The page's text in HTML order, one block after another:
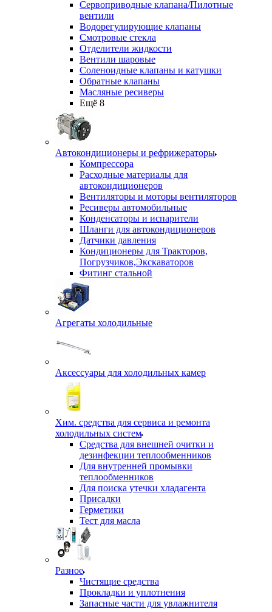
Сервоприводные клапана/Пилотные
вентили
Водорегулирующие клапаны
Смотровые стекла
Отделители жидкости
Вентили шаровые
Соленоидные клапаны и катушки
Обратные клапаны
Масляные ресиверы
Ещё 8
Автокондиционеры и рефрижераторы
Компрессора
Расходные материалы для
автокондиционеров
Вентиляторы и моторы вентиляторов
Ресиверы автомобильные
Конденсаторы и испарители
Шланги для автокондиционеров
Датчики давления
Кондиционеры для Тракторов,
Погрузчиков,Экскаваторов
Фитинг стальной
Агрегаты холодильные
Аксессуары для холодильных камер
Хим. средства для сервиса и ремонта
холодильных систем
Средства для внешней очитки и
дезинфекции теплообменников
Для внутренней промывки
теплообменников
Для поиска утечки хладагента
Присадки
Герметики
Тест для масла
Разное
Чистящие средства
Прокладки и уплотнения
Запасные части для увлажнителя